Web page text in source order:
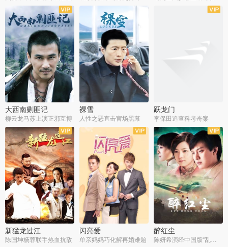
大西南剿匪记
柳云龙马苏上演正邪互博
全21集
裸雪
人性之恶直击官场黑幕
跃龙门
李保田追查科考奇案
全36集
新猛龙过江
陈国坤杨蓉联手热血抗敌
全37集
闪亮爱
单亲妈妈巧化解再婚难题
全30集
醉红尘
陈妍希演绎中国版“乱世佳人”